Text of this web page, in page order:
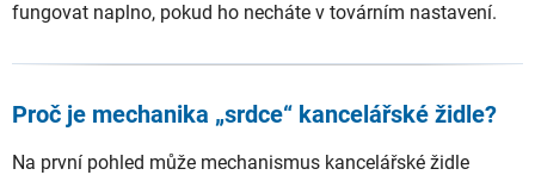
fungovat naplno, pokud ho necháte v továrním nastavení.
Proč je mechanika „srdce“ kancelářské židle?
Na první pohled může mechanismus kancelářské židle